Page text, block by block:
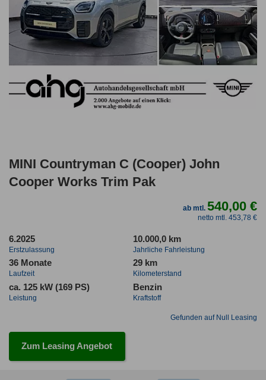
MINI Countryman C (Cooper) John
Cooper Works Trim Pak
ab mtl.540,00 €
netto mtl. 453,78 €
6.2025
Erstzulassung
10.000,0 km
Jahrliche Fahrleistung
36 Monate
Laufzeit
29 km
Kilometerstand
ca. 125 kW (169 PS)
Leistung
Benzin
Kraftstoff
Gefunden auf Null Leasing
Zum Leasing Angebot